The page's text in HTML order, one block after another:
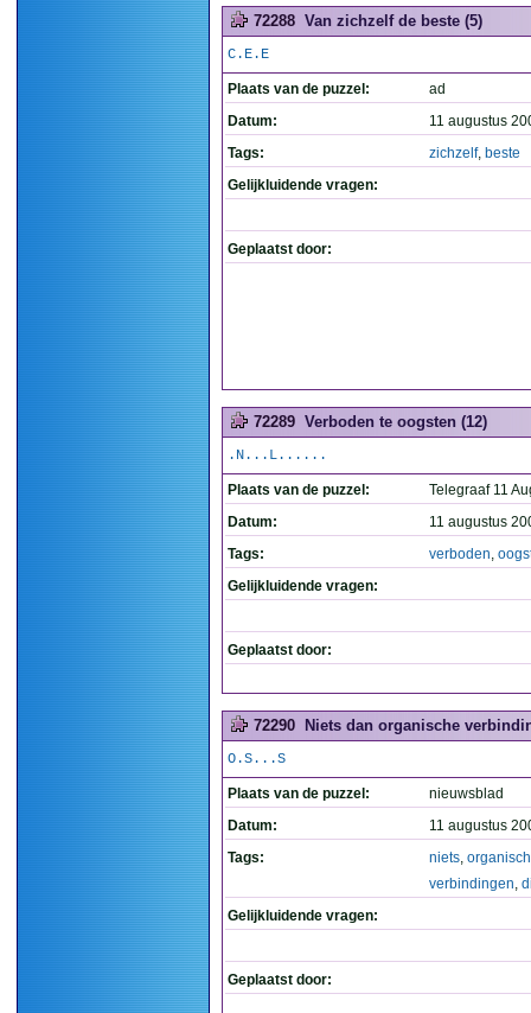
72288 Van zichzelf de beste (5)
C.E.E
Plaats van de puzzel:
ad
Datum:
11 augustus
Tags:
zichzelf, beste
Gelijkluidende vragen:
Geplaatst door:
72289 Verboden te oogsten (12)
.N...L......
Plaats van de puzzel:
Telegraaf 11
Datum:
11 augustus
Tags:
verboden,
Gelijkluidende vragen:
Geplaatst door:
72290 Niets dan organische
O.S...S
Plaats van de puzzel:
nieuwsblad
Datum:
11 augustus
Tags:
niets,
verbindingen,
Gelijkluidende vragen:
Geplaatst door: